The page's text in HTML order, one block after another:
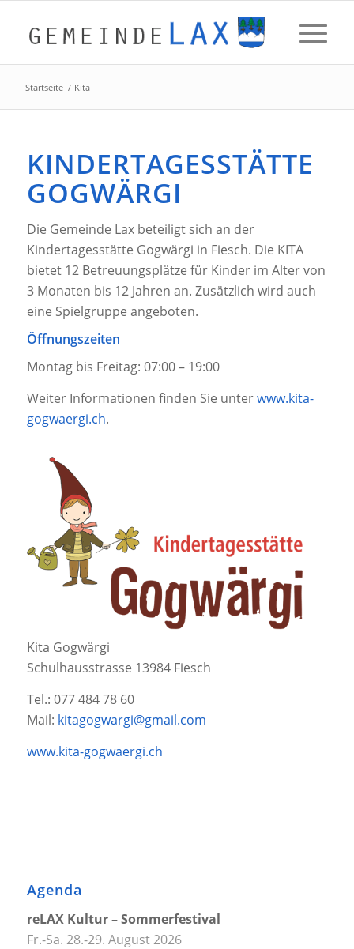
Startseite / Kita
KINDERTAGESSTÄTTE
GOGWÄRGI
Die Gemeinde Lax beteiligt sich an der
Kindertagesstätte Gogwärgi in Fiesch. Die KITA
bietet 12 Betreuungsplätze für Kinder im Alter von
3 Monaten bis 12 Jahren an. Zusätzlich wird auch
eine Spielgruppe angeboten.
Öffnungszeiten
Montag bis Freitag: 07:00 – 19:00
Weiter Informationen finden Sie unterwww.kita-
gogwaergi.ch.
Kita Gogwärgi
Schulhausstrasse 13984 Fiesch
Tel.: 077 484 78 60
Mail: kitagogwargi@gmail.com
www.kita-gogwaergi.ch
Agenda
reLAX Kultur – Sommerfestival
Fr.-Sa. 28.-29. August 2026